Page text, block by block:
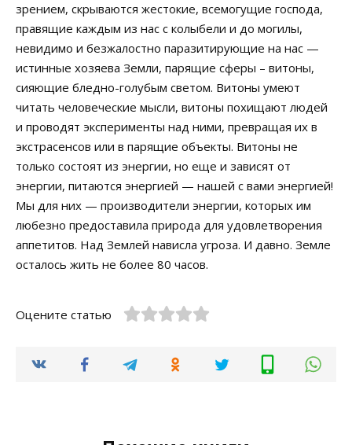
зрением, скрываются жестокие, всемогущие господа,
правящие каждым из нас с колыбели и до могилы,
невидимо и безжалостно паразитирующие на нас —
истинные хозяева Земли, парящие сферы – витоны,
сияющие бледно-голубым светом. Витоны умеют
читать человеческие мысли, витоны похищают людей
и проводят эксперименты над ними, превращая их в
экстрасенсов или в парящие объекты. Витоны не
только состоят из энергии, но еще и зависят от
энергии, питаются энергией — нашей с вами энергией!
Мы для них — производители энергии, которых им
любезно предоставила природа для удовлетворения
аппетитов. Над Землей нависла угроза. И давно. Земле
осталось жить не более 80 часов.
Оцените статью